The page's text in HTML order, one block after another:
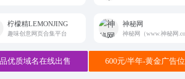
柠檬精LEMONJING
趣味创意网页合集平台
神秘网
优质域名在线出售 600元/半年-黄金广告位